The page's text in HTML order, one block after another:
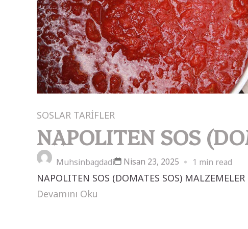
SOSLAR TARİFLER
NAPOLITEN SOS
Muhsinbagdadi Nisan 23, 2025 1 min read
NAPOLITEN SOS (DOMATES SOS)
Devamını Oku